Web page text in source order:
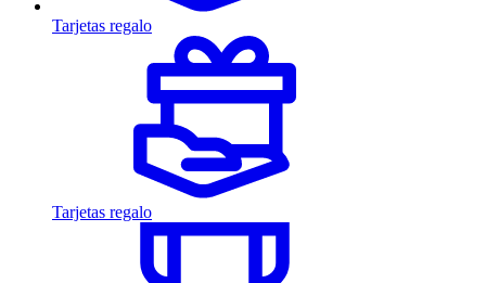
Tarjetas regalo
Tarjetas regalo